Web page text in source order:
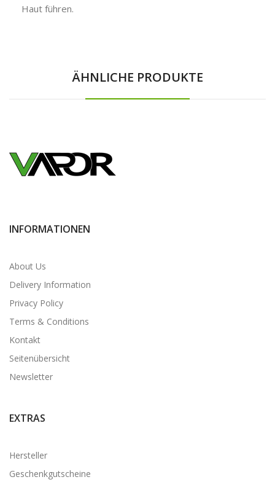
Haut führen.
ÄHNLICHE PRODUKTE
INFORMATIONEN
About Us
Delivery Information
Privacy Policy
Terms & Conditions
Kontakt
Seitenübersicht
Newsletter
EXTRAS
Hersteller
Geschenkgutscheine